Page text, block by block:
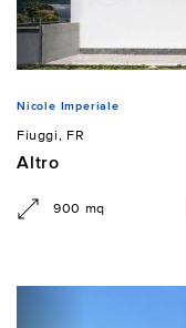
Nicole Imperiale
Fiuggi, FR
Altro
900 mq